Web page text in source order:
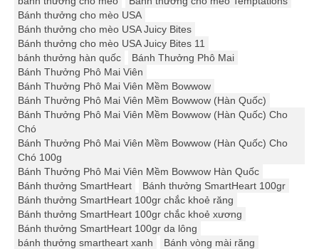
Bánh thưởng cho mèo USA
Bánh thưởng cho mèo USA Juicy Bites
Bánh thưởng cho mèo USA Juicy Bites 11
bánh thưởng hàn quốc
Bánh Thưởng Phô Mai
Bánh Thưởng Phô Mai Viên
Bánh Thưởng Phô Mai Viên Mềm Bowwow
Bánh Thưởng Phô Mai Viên Mềm Bowwow (Hàn Quốc)
Bánh Thưởng Phô Mai Viên Mềm Bowwow (Hàn Quốc) Cho
Chó
Bánh Thưởng Phô Mai Viên Mềm Bowwow (Hàn Quốc) Cho
Chó 100g
Bánh Thưởng Phô Mai Viên Mềm Bowwow Hàn Quốc
Bánh thưởng SmartHeart
Bánh thưởng SmartHeart 100gr
Bánh thưởng SmartHeart 100gr chắc khoẻ răng
Bánh thưởng SmartHeart 100gr chắc khoẻ xương
Bánh thưởng SmartHeart 100gr da lông
bánh thưởng smartheart xanh
Bánh vòng mài răng